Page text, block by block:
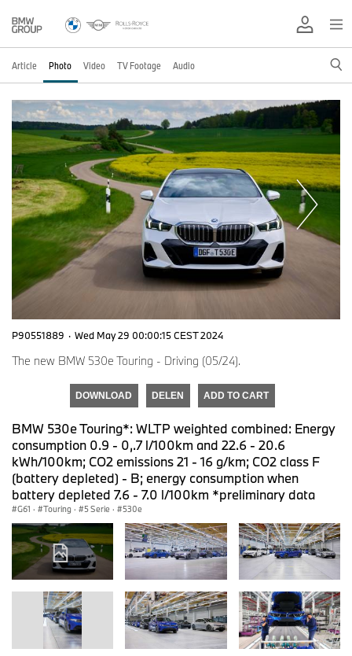
Article Photo Video TV Footage Audio
P90551889 · Wed May 29 00:00:15 CEST 2024
The new BMW 530e Touring - Driving (05/24).
DOWNLOAD DELEN ADD TO CART
BMW 530e Touring*: WLTP weighted combined: Energy
consumption 0.9 - 0,.7 l/100km and 22.6 - 20.6
kWh/100km; CO2 emissions 21 - 16 g/km; CO2 class F
(battery depleted) - B; energy consumption when
battery depleted 7.6 - 7.0 l/100km *preliminary data
G61 · Touring · 5 Serie · 530e